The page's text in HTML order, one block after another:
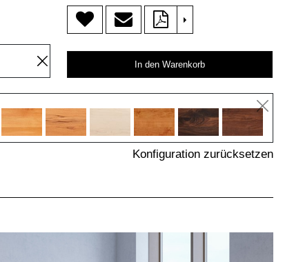
>
In den Warenkorb
Konfiguration zurücksetzen